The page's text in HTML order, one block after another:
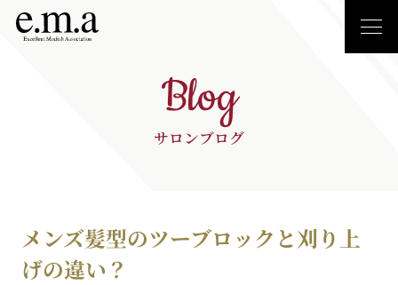
Blog
サロンブログ
メンズ髪型のツーブロックと刈り上
げの違い？